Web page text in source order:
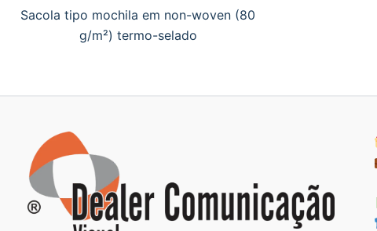
Sacola tipo mochila em non-woven (80
g/m²) termo-selado